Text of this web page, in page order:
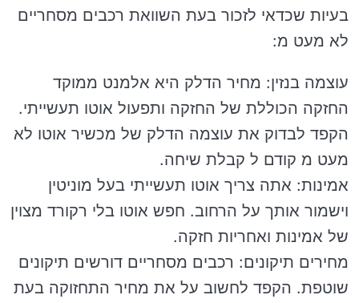
בעיות שכדאי לזכור בעת השוואת רכבים מסחריים
לא מעט מ:
עוצמה בנזין: מחיר הדלק היא אלמנט ממוקד
החזקה הכוללת של החזקה ותפעול אוטו תעשייתי.
הקפד לבדוק את עוצמה הדלק של מכשיר אוטו לא
מעט מ קודם ל קבלת שיחה.
אמינות: אתה צריך אוטו תעשייתי בעל מוניטין
וישמור אותך על הרחוב. חפש אוטו בלי רקורד מצוין
של אמינות ואחריות חזקה.
מחירים תיקונים: רכבים מסחריים דורשים תיקונים
שוטפת. הקפד לחשוב על את מחיר התחזוקה בעת